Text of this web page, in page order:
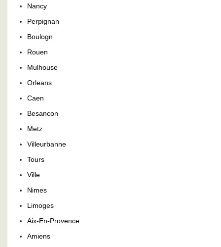
Nancy
Perpignan
Boulogn
Rouen
Mulhouse
Orleans
Caen
Besancon
Metz
Villeurbanne
Tours
Ville
Nimes
Limoges
Aix-En-Provence
Amiens